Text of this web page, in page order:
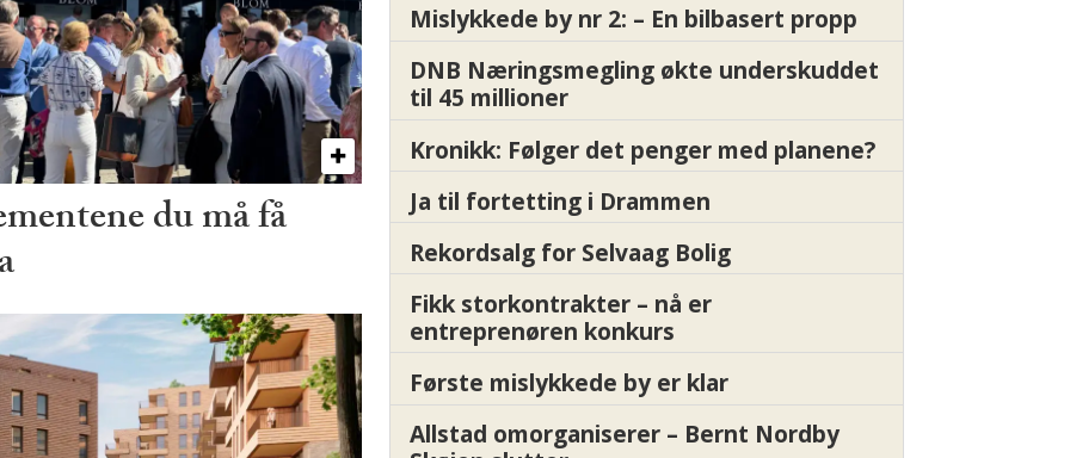
du må få
Mislykkede by nr 2: – En bilbasert propp
DNB Næringsmegling økte underskuddet
til 45 millioner
Kronikk: Følger det penger med planene?
Ja til fortetting i Drammen
Rekordsalg for Selvaag Bolig
Fikk storkontrakter – nå er
entreprenøren konkurs
Første mislykkede by er klar
Allstad omorganiserer – Bernt Nordby